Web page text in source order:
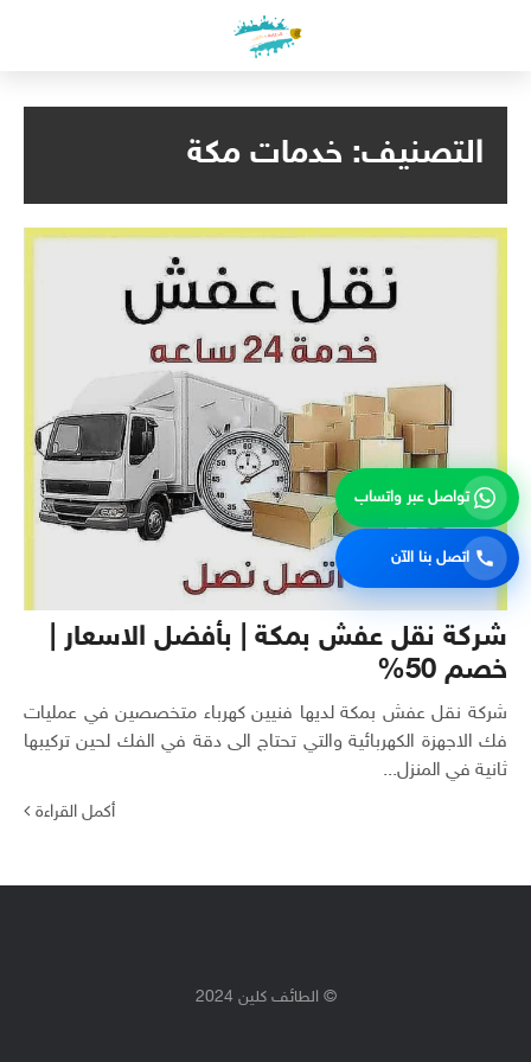
التصنيف: خدمات مكة
شركة نقل عفش بمكة | بأفضل الاسعار |
خصم 50%
شركة نقل عفش بمكة لديها فنيين كهرباء متخصصين في عمليات
فك الاجهزة الكهربائية والتي تحتاج الى دقة في الفك لحين تركيبها
ثانية في المنزل...
أكمل القراءة
© الطائف كلين 2024
تواصل عبر واتساب
اتصل بنا الآن